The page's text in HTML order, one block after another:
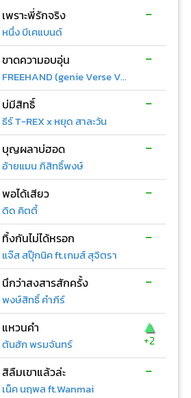
เพราะพี่รักจริง
หนึ่ง บีเคแบนด์
-
ขาดความอบอุ่น
FREEHAND (genie Verse Vol.1)
-
บ่มีสิทธิ์
ธีร์ T-REX x หยุด สาละวัน
-
บุญผลาบ่ฮอด
อ้ายแมน ภิสิทธิ์พงษ์
-
พอได้เสียว
ดิด คิตตี้
-
ทิ้งกันไม่ได้หรอก
แจ๊ส สปุ๊กนิค ft.เกมส์ สุจิตรา
-
นึกว่าสงสารสักครั้ง
พงษ์สิทธิ์ คำภีร์
-
แหวนคำ
ต้นฮัก พรมจันทร์
▲
+2
สิลืมเขาแล้วล่ะ
เน็ค นฤพล ft.Wanmai
-